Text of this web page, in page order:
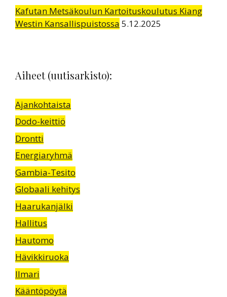
Kafutan Metsäkoulun Kartoituskoulutus Kiang
Westin Kansallispuistossa 5.12.2025
Aiheet (uutisarkisto):
Ajankohtaista
Dodo-keittiö
Drontti
Energiaryhmä
Gambia-Tesito
Globaali kehitys
Haarukanjälki
Hallitus
Hautomo
Hävikkiruoka
Ilmari
Kääntöpöytä